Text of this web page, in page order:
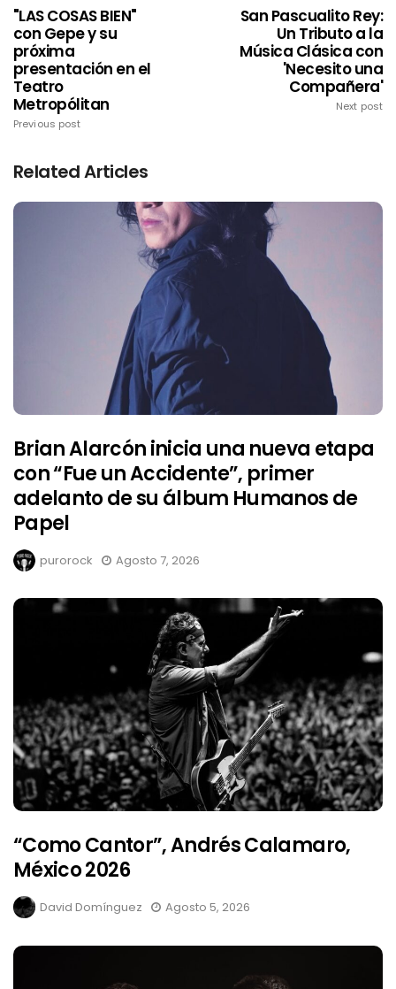
"LAS COSAS BIEN"
con Gepe y su
próxima
presentación en el
Teatro
Metropólitan
Previous post
San Pascualito Rey:
Un Tributo a la
Música Clásica con
'Necesito una
Compañera'
Next post
Related Articles
Brian Alarcón inicia una nueva etapa
con “Fue un Accidente”, primer
adelanto de su álbum Humanos de
Papel
purorock Agosto 7, 2026
“Como Cantor”, Andrés Calamaro,
México 2026
David Domínguez Agosto 5, 2026